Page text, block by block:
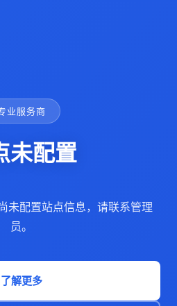
业服务商
未配置
配置站点信息，请联系管理
员。
了解更多